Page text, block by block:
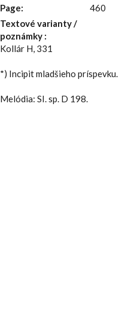
Page:
460
Textové varianty /
poznámky :
Kollár H, 331
*) Incipit mladšieho príspevku.
Melódia: SI. sp. D 198.